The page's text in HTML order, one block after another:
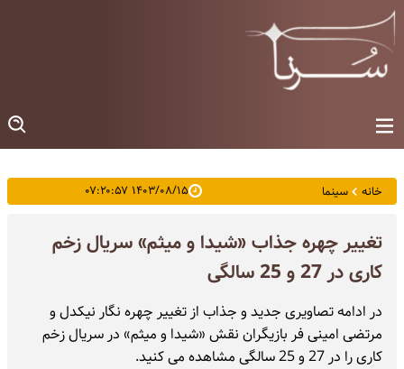
خانه سینما ۱۴۰۳/۰۸/۱۵ ۰۷:۲۰:۵۷
تغییر چهره جذاب «شیدا و میثم» سریال زخم
کاری در 27 و 25 سالگی
در ادامه تصاویری جدید و جذاب از تغییر چهره نگار نیکدل و
مرتضی امینی فر بازیگران نقش «شیدا و میثم» در سریال زخم
کاری را در 27 و 25 سالگی مشاهده می کنید.